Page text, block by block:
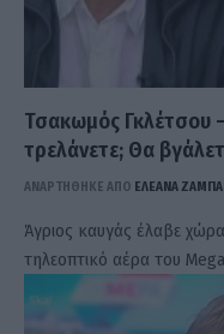
Τσακωμός Γκλέτσου
τρελάνετε; Θα
ΑΝΑΡΤΗΘΗΚΕ ΑΠΟ ΕΛΕΑΝΑ
Άγριος καυγάς έλαβε
τηλεοπτικό αέρα του